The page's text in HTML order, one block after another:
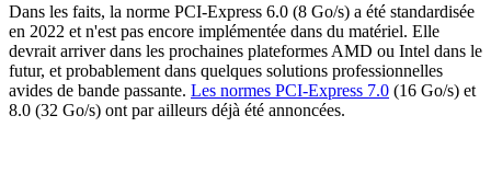
Dans les faits, la norme PCI-Express 6.0 (8 Go/s) a été standardisée
en 2022 et n'est pas encore implémentée dans du matériel. Elle
devrait arriver dans les prochaines plateformes AMD ou Intel dans le
futur, et probablement dans quelques solutions professionnelles
avides de bande passante. Les normes PCI-Express 7.0 (16 Go/s) et
8.0 (32 Go/s) ont par ailleurs déjà été annoncées.